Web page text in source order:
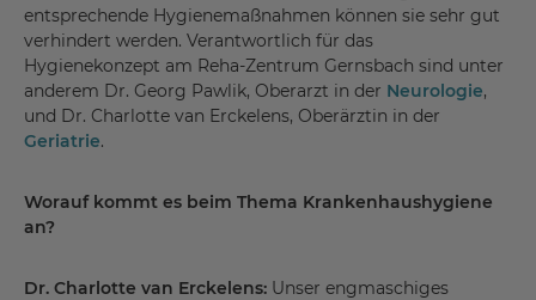
entsprechende Hygienemaßnahmen können sie sehr gut
verhindert werden. Verantwortlich für das
Hygienekonzept am Reha-Zentrum Gernsbach sind unter
anderem Dr. Georg Pawlik, Oberarzt in der Neurologie,
und Dr. Charlotte van Erckelens, Oberärztin in der
Geriatrie.
Worauf kommt es beim Thema Krankenhaushygiene
an?
Dr. Charlotte van Erckelens: Unser engmaschiges